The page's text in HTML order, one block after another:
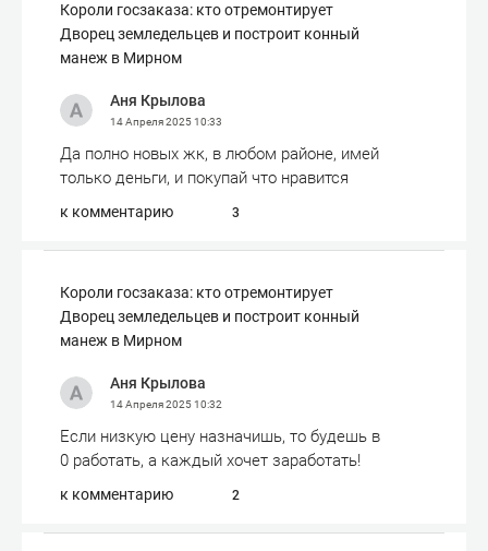
Короли госзаказа: кто отремонтирует
Дворец земледельцев и построит конный
манеж в Мирном
Аня Крылова
14 Апреля 202510:33
Да полно новых жк, в любом районе, имей
только деньги, и покупай что нравится
к комментарию 3
Короли госзаказа: кто отремонтирует
Дворец земледельцев и построит конный
манеж в Мирном
Аня Крылова
14 Апреля 202510:32
Если низкую цену назначишь, то будешь в
0 работать, а каждый хочет заработать!
к комментарию 2